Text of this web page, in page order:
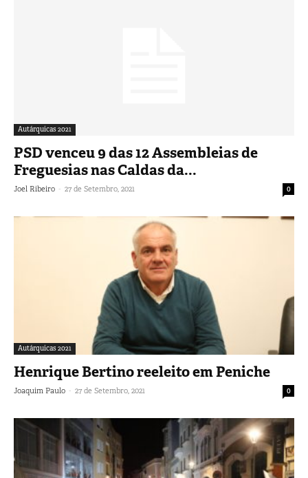
Autárquicas 2021
PSD venceu 9 das 12 Assembleias de
Freguesias nas Caldas da...
Joel Ribeiro - 27 de Setembro, 2021 0
Autárquicas 2021
Henrique Bertino reeleito em Peniche
Joaquim Paulo - 27 de Setembro, 2021 0